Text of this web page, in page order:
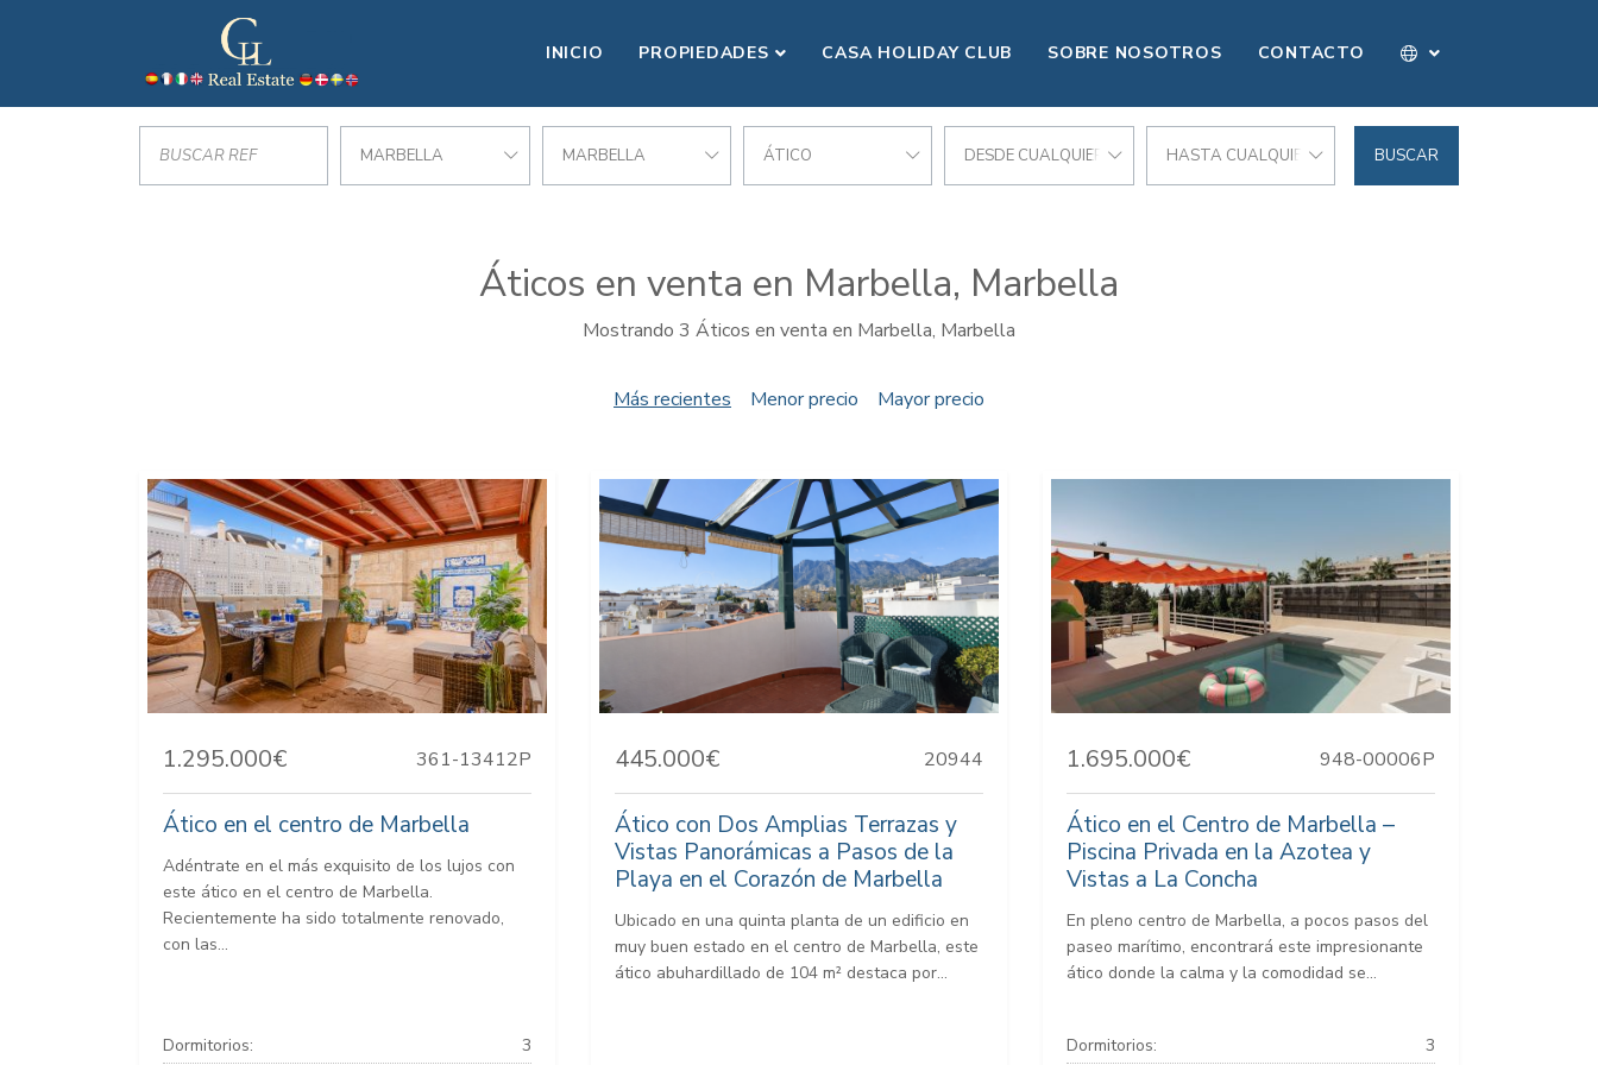
INICIO PROPIEDADES CASA HOLIDAY CLUB SOBRE NOSOTROS CONTACTO
MARBELLA MARBELLA ÁTICO DESDE CUALQUIER PRECIO HASTA CUALQUIER PRECIO BUSCAR
Áticos en venta en Marbella, Marbella
Mostrando 3 Áticos en venta en Marbella, Marbella
Más recientes Menor precio Mayor precio
1.295.000€ 361-13412P
Ático en el centro de Marbella
Adéntrate en el más exquisito de los lujos con
este ático en el centro de Marbella.
Recientemente ha sido totalmente renovado,
con las...
Dormitorios: 3
445.000€ 20944
Ático con Dos Amplias Terrazas y
Vistas Panorámicas a Pasos de la
Playa en el Corazón de Marbella
Ubicado en una quinta planta de un edificio en
muy buen estado en el centro de Marbella, este
ático abuhardillado de 104 m² destaca por...
1.695.000€ 948-00006P
Ático en el Centro de Marbella –
Piscina Privada en la Azotea y
Vistas a La Concha
En pleno centro de Marbella, a pocos pasos del
paseo marítimo, encontrará este impresionante
ático donde la calma y la comodidad se...
Dormitorios: 3